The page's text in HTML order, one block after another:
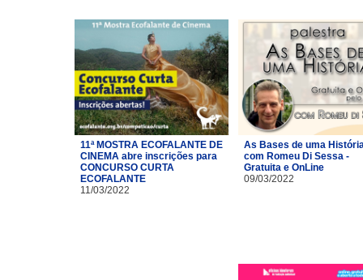
11ª MOSTRA ECOFALANTE DE
CINEMA abre inscrições para
CONCURSO CURTA
ECOFALANTE
11/03/2022
As Bases de uma
com Romeu Di Sessa -
Gratuita e OnLine
09/03/2022